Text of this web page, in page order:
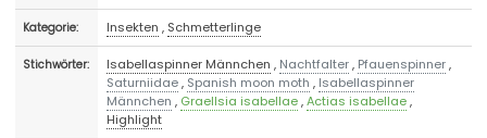
Kategorie: Insekten , Schmetterlinge
Stichwörter: Isabellaspinner Männchen , Nachtfalter, Pfauenspinner,
Saturniidae, Spanish moon moth , Isabellaspinner
Männchen , Graellsia isabellae,Actias isabellae,
Highlight